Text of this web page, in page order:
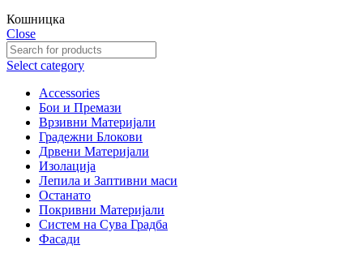
Кошницка
Close
Select category
Accessories
Бои и Премази
Врзивни Материјали
Градежни Блокови
Дрвени Материјали
Изолација
Лепила и Заптивни маси
Останато
Покривни Материјали
Систем на Сува Градба
Фасади